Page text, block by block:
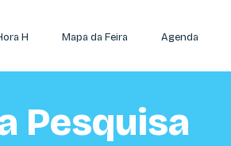
H Mapa da Feira Agenda
Pesquisa